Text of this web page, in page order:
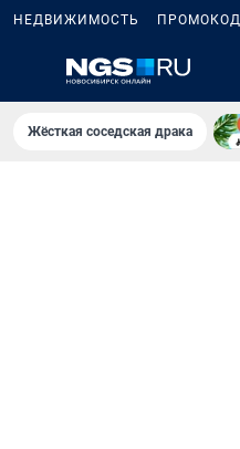
НЕДВИЖИМОСТЬ
Жёсткая соседская драка